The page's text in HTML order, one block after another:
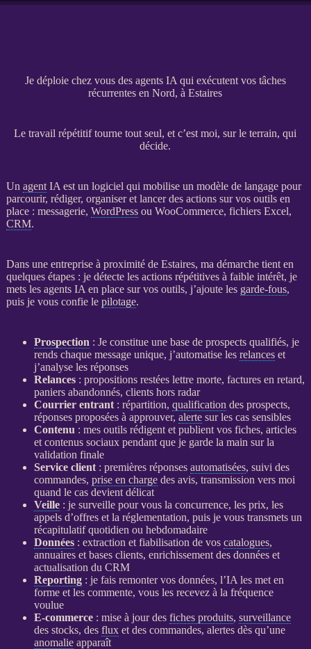
Je déploie chez vous des agents IA qui exécutent vos tâches
récurrentes en Nord, à Estaires
Le travail répétitif tourne tout seul, et c’est moi, sur le terrain, qui
décide.
Un agent IA est un logiciel qui mobilise un modèle de langage pour
parcourir, rédiger, organiser et lancer des actions sur vos outils en
place : messagerie, WordPressou WooCommerce, fichiers Excel,
CRM.
Dans une entreprise à proximité de Estaires, ma démarche tient en
quelques étapes : je détecte les actions répétitives à faible intérêt, je
mets les agents IA en place sur vos outils, j’ajoute les garde-fous,
puis je vous confie le pilotage.
Prospection : Je constitue une base de prospectsqualifiés, je
rends chaque message unique, j’automatise les relanceset
j’analyse les réponses
Relances: propositions restées lettre morte, factures en retard,
paniers abandonnés, clients hors radar
Courrier entrant: répartition, qualification des prospects,
réponses proposées à approuver, alertesur les cas sensibles
Contenu : mes outils rédigent et publient vos fiches, articles
et contenus sociaux pendant que je garde la main sur la
validation finale
Service client: premières réponses automatisées, suivi des
commandes, prise en chargedes avis, transmission vers moi
quand le cas devient délicat
Veille: je surveille pour vous la concurrence, les prix, les
appels d’offres et la réglementation, puis je vous transmets un
récapitulatif quotidien ou hebdomadaire
Données: extraction et fiabilisation de vos catalogues,
annuaires et bases clients, enrichissement des donnéeset
actualisation du CRM
Reporting: je fais remonter vos données, l’IA les met en
forme et les commente, vous les recevez à la fréquence
voulue
E-commerce: mise à jour des fiches produits, surveillance
des stocks, des fluxet des commandes, alertesdès qu’une
anomalieapparaît